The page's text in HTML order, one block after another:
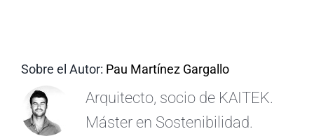
Sobre el Autor: Pau Martínez Gargallo
Arquitecto, socio de KAITEK.
Máster en Sostenibilidad.